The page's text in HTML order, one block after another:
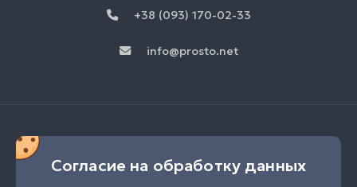
+38 (093) 170-02-33
info@prosto.net
Согласие на обработку данных